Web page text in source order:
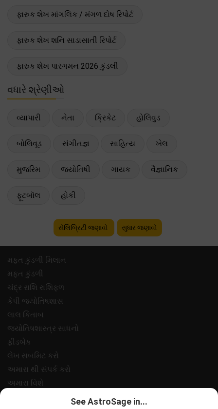
ફારુક શેખ માંગલિક / મંગળ દોષ રિપોર્ટ
ફારુક શેખ શનિ સાડાસાતી રિપોર્ટ
ફારુક શેખ પારગમન 2026 કુંડલી
વધારે શ્રેણીઓ
વ્યાપારી નેતા ક્રિકેટ હોલિવુડ
બોલિવૂડ સંગીતજ્ઞ સાહિત્ય ખેલ
મુજરિમ જ્યોતિષી ગાયક વૈજ્ઞાનિક
ફૂટબૉલ હોકી
સેલિબ્રિટી જણાવો સુધાર જણાવો
મફ્ત કુંડળી મિલાન
મફ્ત કુંડળી
ચંદ્ર રાશિ રાશિફળ
કેપી જ્યોતિષશાસ
લાલ કિતાબ
જ્યોતિષશાસ્ત્ર સાધનો
ફીડબેક
લેખ સબમિટ કરો
અમારા થી સંપર્ક કરો
અમારા વિશે
See AstroSage in...